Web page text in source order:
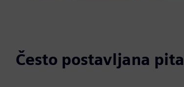
Često postavljana